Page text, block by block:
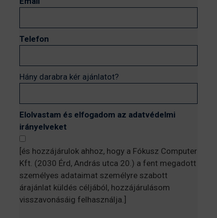
Telefon
Hány darabra kér ajánlatot?
Elolvastam és elfogadom az adatvédelmi
irányelveket
[és hozzájárulok ahhoz, hogy a Fókusz Computer
Kft. (2030 Érd, András utca 20.) a fent megadott
személyes adataimat személyre szabott
árajánlat küldés céljából, hozzájárulásom
visszavonásáig felhasználja.]